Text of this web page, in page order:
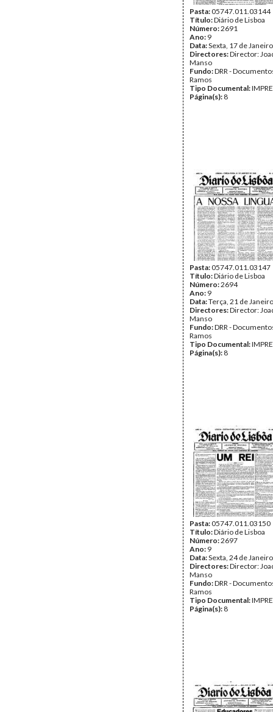
Pasta:05747.011.03144
Título:Diário de Lisboa
Número:2691
Ano: 9
Data:Sexta, 17 de
Directores:Director:
Manso
Fundo:DRR -
Ramos
Tipo Documental:
Página(s): 8
Pasta:05747.011.03147
Título:Diário de Lisboa
Número:2694
Ano: 9
Data:Terça, 21 de
Directores:Director:
Manso
Fundo:DRR -
Ramos
Tipo Documental:
Página(s): 8
Pasta:05747.011.03150
Título:Diário de Lisboa
Número:2697
Ano: 9
Data:Sexta, 24 de
Directores:Director:
Manso
Fundo:DRR -
Ramos
Tipo Documental:
Página(s): 8